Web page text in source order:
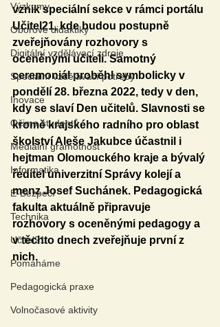
Výzkumy
Oborové didaktiky
Digitální vzdělávací zdroje
Speciální vzdělávací potřeby
Inovace
Očima studentů
Mediální gramotnost
Informatika
E-Bezpečí
Technika
Učitel21
Pomáháme
Pedagogická praxe
Volnočasové aktivity
vznik speciální sekce v rámci portálu
Učitel21, kde budou postupně
zveřejňovány rozhovory s
oceněnými učiteli. Samotný
ceremoniál proběhl symbolicky v
pondělí 28. března 2022, tedy v den,
kdy se slaví Den učitelů. Slavnosti se
kromě krajského radního pro oblast
školství Aleše Jakubce účastnil i
hejtman Olomouckého kraje a bývalý
ředitel univerzitní Správy kolejí a
menz Josef Suchánek. Pedagogická
fakulta aktuálně připravuje
rozhovory s oceněnými pedagogy a
v těchto dnech zveřejňuje první z
nich.